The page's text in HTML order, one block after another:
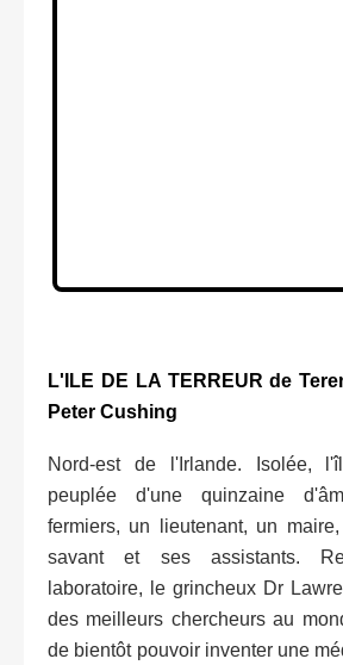
L'ILE DE LA TERREUR de
Peter Cushing
Nord-est de l'Irlande. Isolée,
peuplée d'une quinzaine
fermiers, un lieutenant, un
savant et ses assistants.
laboratoire, le grincheux Dr
des meilleurs chercheurs au
de bientôt pouvoir inventer une